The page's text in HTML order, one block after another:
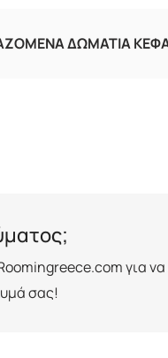
ΔΩΜΑΤΙΑ
για να
σας!